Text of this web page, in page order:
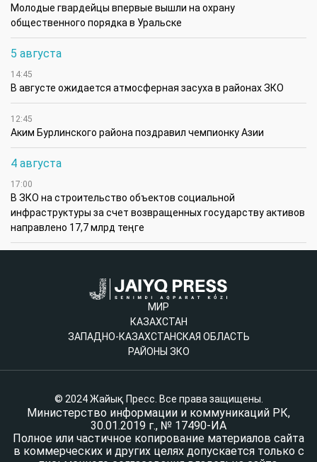
Молодые гвардейцы впервые вышли на охрану
общественного порядка в Уральске
5 августа
14:45
В августе ожидается атмосферная засуха в районах ЗКО
12:45
Аким Бурлинского района поздравил чемпионку Азии
4 августа
17:00
В ЗКО на строительство объектов социальной
инфраструктуры за счет возвращенных государству активов
направлено 17,7 млрд теңге
МИР
КАЗАХСТАН
ЗАПАДНО-КАЗАХСТАНСКАЯ ОБЛАСТЬ
РАЙОНЫ ЗКО
© 2024 Жайық Пресс. Все права защищены.
Министерство информации и коммуникаций РК,
30.01.2019 г., № 17490-ИА
Полное или частичное копирование материалов сайта
в коммерческих и других целях допускается только с